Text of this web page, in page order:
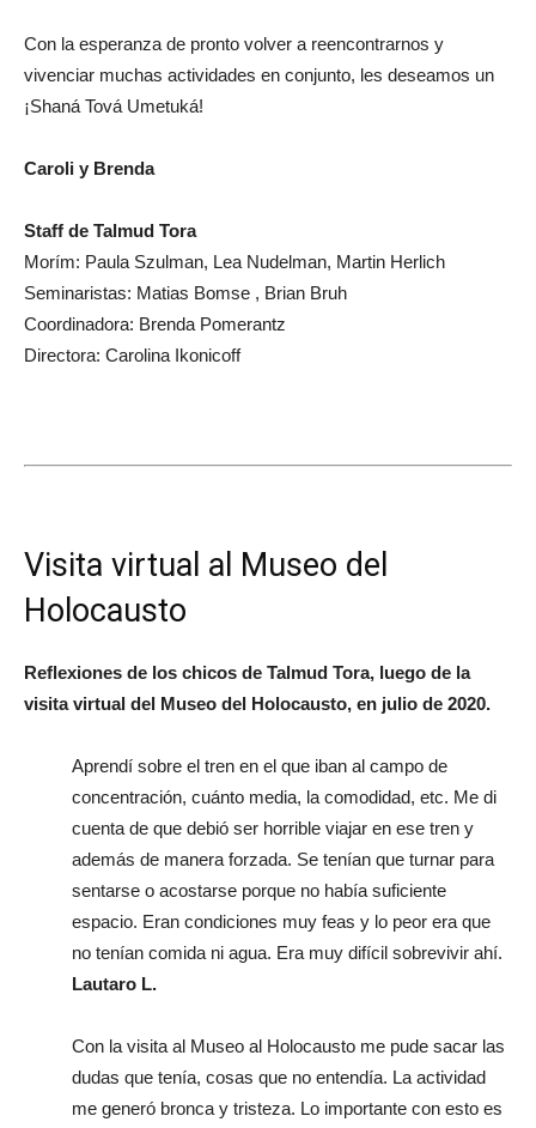
Con la esperanza de pronto volver a reencontrarnos y
vivenciar muchas actividades en conjunto, les deseamos un
¡Shaná Tová Umetuká!
Caroli y Brenda
Staff de Talmud Tora
Morím: Paula Szulman, Lea Nudelman, Martin Herlich
Seminaristas: Matias Bomse , Brian Bruh
Coordinadora: Brenda Pomerantz
Directora: Carolina Ikonicoff
Visita virtual al Museo del
Holocausto
Reflexiones de los chicos de Talmud Tora, luego de la
visita virtual del Museo del Holocausto, en julio de 2020.
Aprendí sobre el tren en el que iban al campo de
concentración, cuánto media, la comodidad, etc. Me di
cuenta de que debió ser horrible viajar en ese tren y
además de manera forzada. Se tenían que turnar para
sentarse o acostarse porque no había suficiente
espacio. Eran condiciones muy feas y lo peor era que
no tenían comida ni agua. Era muy difícil sobrevivir ahí.
Lautaro L.
Con la visita al Museo al Holocausto me pude sacar las
dudas que tenía, cosas que no entendía. La actividad
me generó bronca y tristeza. Lo importante con esto es